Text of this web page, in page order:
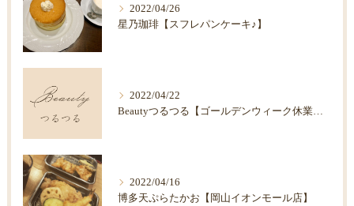
2022/04/26
星乃珈琲【スフレパンケーキ♪】
2022/04/22
Beautyつるつる【ゴールデンウィーク休業のお知らせ】
2022/04/16
博多天ぷらたかお【岡山イオンモール店】